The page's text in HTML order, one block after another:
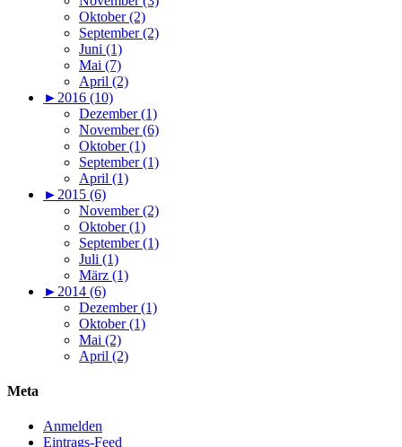
Oktober (2)
September (2)
Juni (1)
Mai (7)
April (2)
► 2016 (10)
Dezember (1)
November (6)
Oktober (1)
September (1)
April (1)
► 2015 (6)
November (2)
Oktober (1)
September (1)
Juli (1)
März (1)
► 2014 (6)
Dezember (1)
Oktober (1)
Mai (2)
April (2)
Meta
Anmelden
Eintrags-Feed